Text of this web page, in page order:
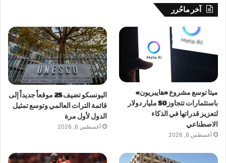
آخر ماحُرر
ميتا توسع مشروع «هايبريون»
باستثمارات تتجاوز 50 مليار دولار
لتعزيز قدراتها في الذكاء
الاصطناعي
أغسطس 6, 2026
اليونسكو تضيف 25 موقعاً جديداً إلى
قائمة التراث العالمي وتوسع تمثيل
الدول لأول مرة
أغسطس 6, 2026